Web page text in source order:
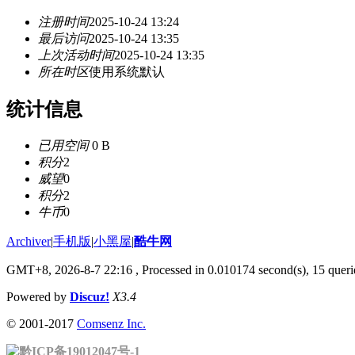
注册时间2025-10-24 13:24
最后访问2025-10-24 13:35
上次活动时间2025-10-24 13:35
所在时区使用系统默认
统计信息
已用空间0 B
积分2
威望0
积分2
牛币0
Archiver|手机版|小黑屋|酷牛网
GMT+8, 2026-8-7 22:16 , Processed in 0.010174 second(s), 15
Powered by Discuz! X3.4
© 2001-2017 Comsenz Inc.
黔ICP备19012047号-1